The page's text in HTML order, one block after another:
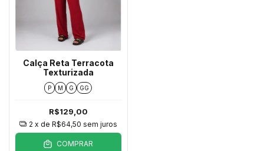
Calça Reta Terracota
Texturizada
P M G GG
R$129,00
2 x de R$64,50 sem juros
COMPRAR